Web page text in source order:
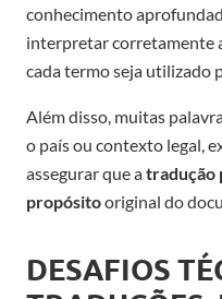
conhecimento
interpretar corretamente
cada termo seja utilizado
Além disso, muitas
o país ou contexto legal,
assegurar que atradução
propósitooriginal do
DESAFIOS